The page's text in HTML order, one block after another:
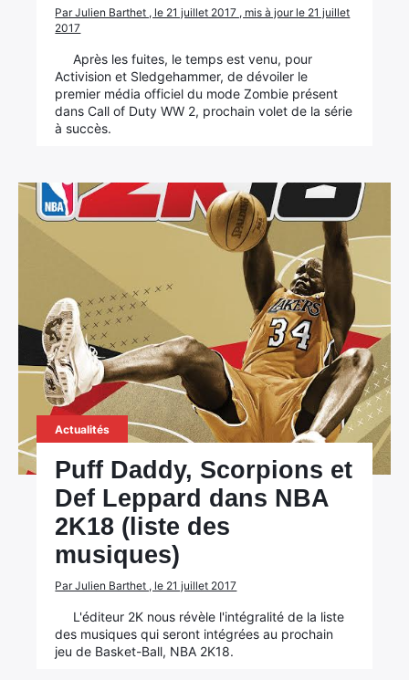
Par Julien Barthet , le 21 juillet 2017 , mis à jour le 21 juillet
2017
Après les fuites, le temps est venu, pour
Activision et Sledgehammer, de dévoiler le
premier média officiel du mode Zombie présent
dans Call of Duty WW 2, prochain volet de la série
à succès.
Actualités
Puff Daddy, Scorpions et
Def Leppard dans NBA
2K18 (liste des
musiques)
Par Julien Barthet , le 21 juillet 2017
L'éditeur 2K nous révèle l'intégralité de la liste
des musiques qui seront intégrées au prochain
jeu de Basket-Ball, NBA 2K18.